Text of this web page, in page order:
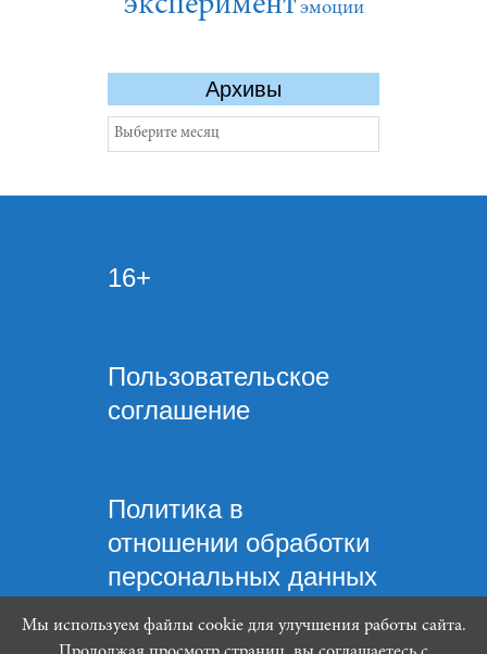
эмоции
Архивы
Архивы
16+
Пользовательское
соглашение
Политика в
отношении обработки
персональных данных
Мы используем файлы cookie для улучшения работы сайта.